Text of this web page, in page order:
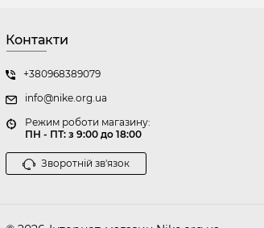
Контакти
+380968389079
info@nike.org.ua
Режим роботи магазину:
ПН - ПТ: з 9:00 до 18:00
Зворотній зв'язок